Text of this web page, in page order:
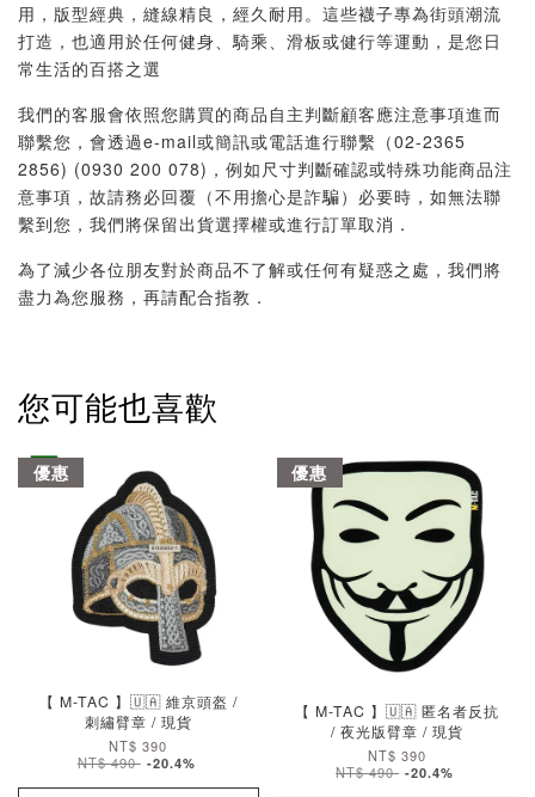
用，版型經典，縫線精良，經久耐用。這些襪子專為街頭潮流
打造，也適用於任何健身、騎乘、滑板或健行等運動，是您日
常生活的百搭之選
我們的客服會依照您購買的商品自主判斷顧客應注意事項進而
聯繫您，會透過e-mail或簡訊或電話進行聯繫（02-2365
2856) (0930 200 078)，例如尺寸判斷確認或特殊功能商品注
意事項，故請務必回覆（不用擔心是詐騙）必要時，如無法聯
繫到您，我們將保留出貨選擇權或進行訂單取消．
為了減少各位朋友對於商品不了解或任何有疑惑之處，我們將
盡力為您服務，再請配合指教．
您可能也喜歡
優惠
【 M-TAC 】🇺🇦 維京頭盔 /
刺繡臂章 / 現貨
NT$ 390
NT$ 490 -20.4%
優惠
【 M-TAC 】🇺🇦 匿名者反抗
/ 夜光版臂章 / 現貨
NT$ 390
NT$ 490 -20.4%